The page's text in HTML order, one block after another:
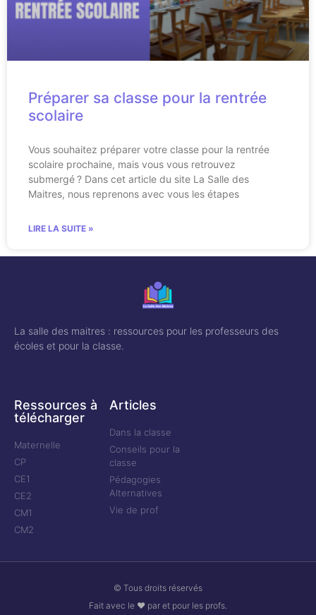
Préparer sa classe pour la rentrée
scolaire
Vous souhaitez préparer votre classe pour la rentrée
scolaire prochaine, mais vous vous retrouvez
submergé ? Dans cet article du site La Salle des
Maitres, nous reprenons avec vous les étapes
LIRE LA SUITE »
La salle des maitres : ressources pour les professeurs des
écoles et pour la classe.
Ressources à
télécharger
Maternelle
CP
CE1
CE2
CM1
CM2
Articles
Dans la classe
Conseils pour la
classe
Pédagogies
Alternatives
Vie de prof
© Tous droits réservés
Fait avec le ❤ par et pour les profs.